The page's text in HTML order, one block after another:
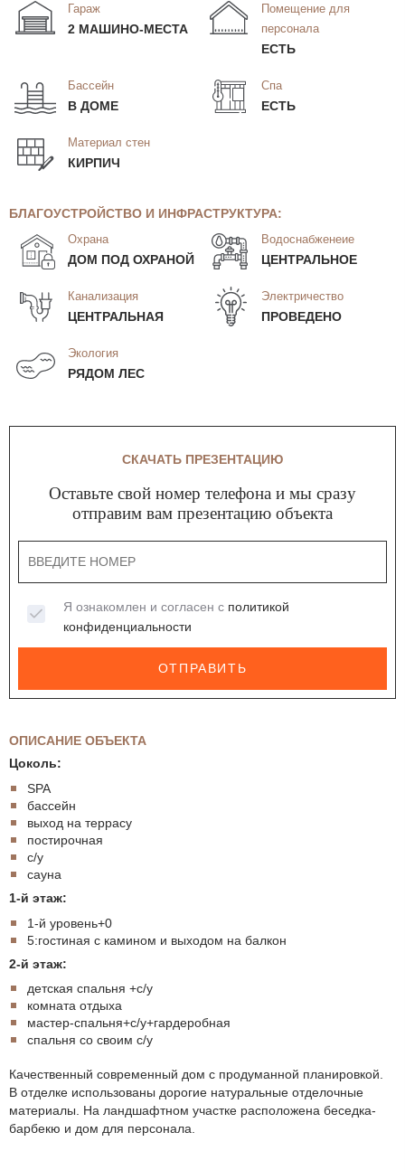
Гараж
2 МАШИНО-МЕСТА
Помещение для
персонала
ЕСТЬ
Бассейн
В ДОМЕ
Спа
ЕСТЬ
Материал стен
КИРПИЧ
БЛАГОУСТРОЙСТВО И ИНФРАСТРУКТУРА:
Охрана
ДОМ ПОД ОХРАНОЙ
Водоснабженеие
ЦЕНТРАЛЬНОЕ
Канализация
ЦЕНТРАЛЬНАЯ
Электричество
ПРОВЕДЕНО
Экология
РЯДОМ ЛЕС
ОПИСАНИЕ ОБЪЕКТА
Цоколь:
SPA
бассейн
выход на террасу
постирочная
с/у
сауна
1-й этаж:
1-й уровень+0
5:гостиная с камином и выходом на балкон
2-й этаж:
детская спальня +с/у
комната отдыха
мастер-спальня+с/у+гардеробная
спальня со своим с/у
Качественный современный дом с продуманной планировкой.
В отделке использованы дорогие натуральные отделочные
материалы. На ландшафтном участке расположена беседка-
барбекю и дом для персонала.
СКАЧАТЬ ПРЕЗЕНТАЦИЮ
Оставьте свой номер телефона и мы сразу
отправим вам презентацию объекта
Я ознакомлен и согласен с политикой
конфиденциальности
ОТПРАВИТЬ